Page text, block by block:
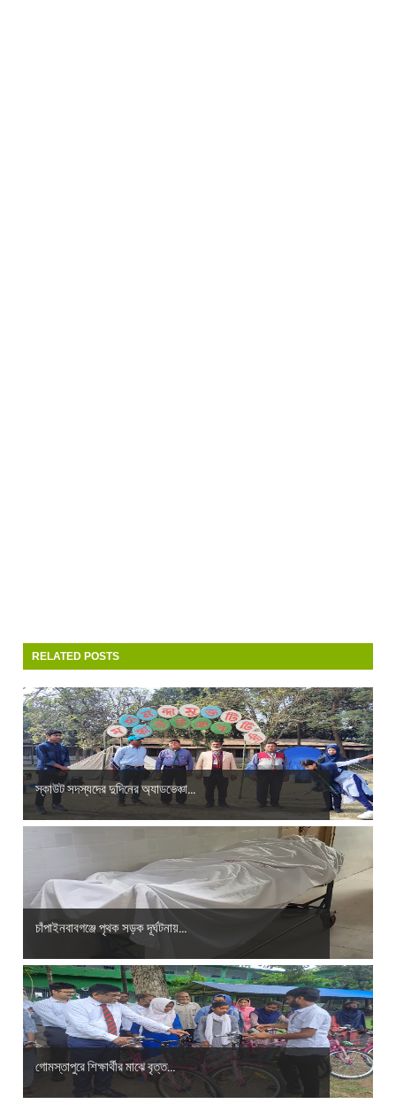
RELATED POSTS
স্কাউট সদস্যদের দুদিনের অ্যাডভেঞ্চা...
চাঁপাইনবাবগঞ্জে পৃথক সড়ক দূর্ঘটনায়...
গোমস্তাপুরে শিক্ষার্থীর মাঝে বৃত্ত...